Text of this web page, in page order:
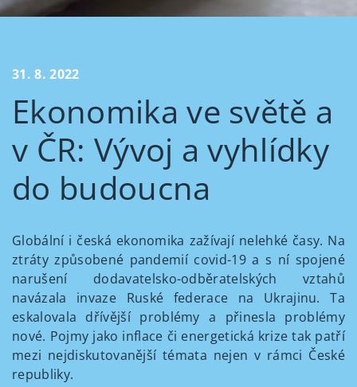
31. 8. 2022
Ekonomika ve světě a
v ČR: Vývoj a vyhlídky
do budoucna
Globální i česká ekonomika zažívají nelehké časy. Na
ztráty způsobené pandemií covid-19 a s ní spojené
narušení dodavatelsko-odběratelských vztahů
navázala invaze Ruské federace na Ukrajinu. Ta
eskalovala dřívější problémy a přinesla problémy
nové. Pojmy jako inflace či energetická krize tak patří
mezi nejdiskutovanější témata nejen v rámci České
republiky.